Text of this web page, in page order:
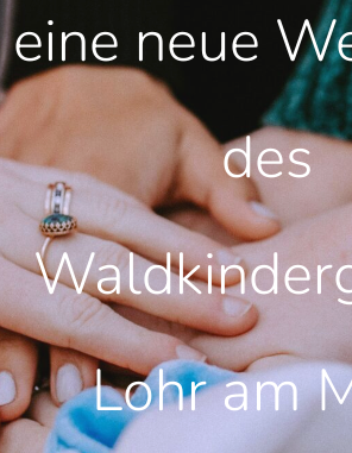
eine neue
des
Lohr am